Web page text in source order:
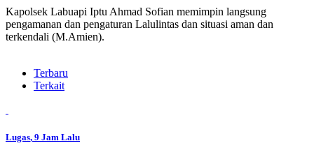
Kapolsek Labuapi Iptu Ahmad Sofian memimpin langsung
pengamanan dan pengaturan Lalulintas dan situasi aman dan
terkendali (M.Amien).
Terbaru
Terkait
Lugas, 9 Jam Lalu